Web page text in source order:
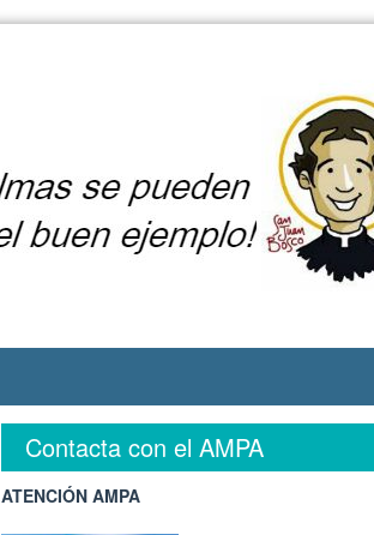
Contacta con el AMPA
ATENCIÓN AMPA